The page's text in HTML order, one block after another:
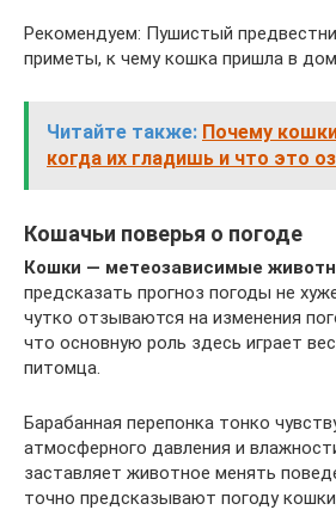
Рекомендуем: Пушистый
приметы, к чему кошка пришла в дом
Читайте также: Почему
когда их гладишь и что это
Кошачьи поверья о погоде
Кошки — метеозависимые
предсказать прогноз погоды не
чутко отзываются на изменения
что основную роль здесь играет
питомца.
Барабанная перепонка тонко
атмосферного давления и
заставляет животное менять
точно предсказывают погоду